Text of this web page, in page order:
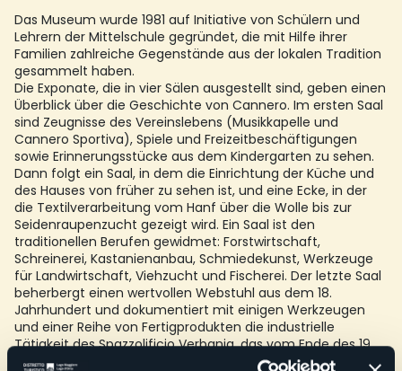
Das Museum wurde 1981 auf Initiative von Schülern und
Lehrern der Mittelschule gegründet, die mit Hilfe ihrer
Familien zahlreiche Gegenstände aus der lokalen Tradition
gesammelt haben.
Die Exponate, die in vier Sälen ausgestellt sind, geben einen
Überblick über die Geschichte von Cannero. Im ersten Saal
sind Zeugnisse des Vereinslebens (Musikkapelle und
Cannero Sportiva), Spiele und Freizeitbeschäftigungen
sowie Erinnerungsstücke aus dem Kindergarten zu sehen.
Dann folgt ein Saal, in dem die Einrichtung der Küche und
des Hauses von früher zu sehen ist, und eine Ecke, in der
die Textilverarbeitung vom Hanf über die Wolle bis zur
Seidenraupenzucht gezeigt wird. Ein Saal ist den
traditionellen Berufen gewidmet: Forstwirtschaft,
Schreinerei, Kastanienanbau, Schmiedekunst, Werkzeuge
für Landwirtschaft, Viehzucht und Fischerei. Der letzte Saal
beherbergt einen wertvollen Webstuhl aus dem 18.
Jahrhundert und dokumentiert mit einigen Werkzeugen
und einer Reihe von Fertigprodukten die industrielle
Tätigkeit des Spazzolificio Verbania, das vom Ende des 19.
Jahrhunderts bis 1970 in Cannero tätig war.